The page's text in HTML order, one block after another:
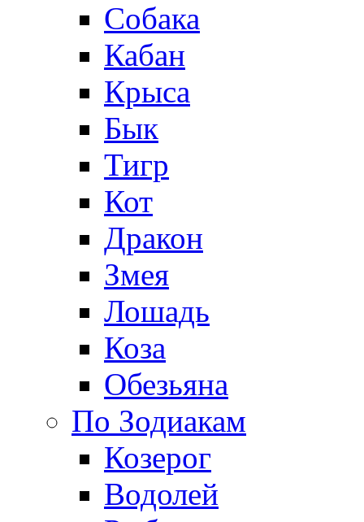
Собака
Кабан
Крыса
Бык
Тигр
Кот
Дракон
Змея
Лошадь
Коза
Обезьяна
По Зодиакам
Козерог
Водолей